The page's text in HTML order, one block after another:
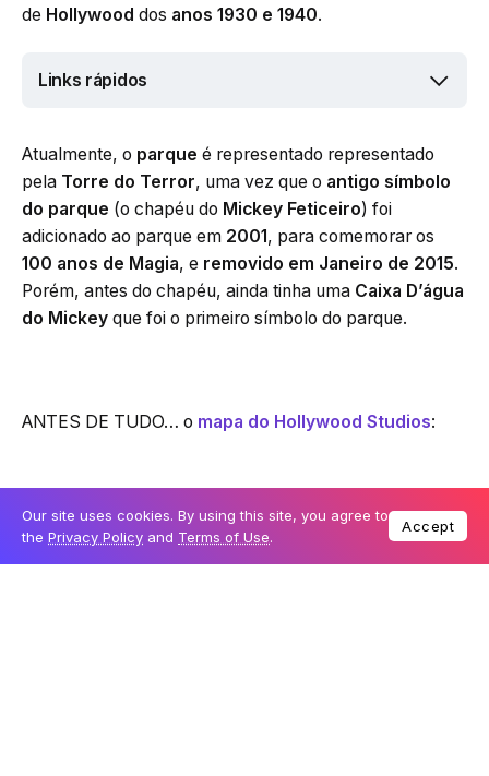
de Hollywood dos anos 1930 e 1940.
Links rápidos
Atualmente, o parque é representado representado
pela Torre do Terror, uma vez que o antigo símbolo
do parque (o chapéu do Mickey Feticeiro) foi
adicionado ao parque em 2001, para comemorar os
100 anos de Magia, e removido em Janeiro de 2015.
Porém, antes do chapéu, ainda tinha uma Caixa D’água
do Mickey que foi o primeiro símbolo do parque.
ANTES DE TUDO… o mapa do Hollywood Studios:
Com o ingresso em mãos, sincronize eles na sua conta
do aplicativoMy Disney Experience
Our site uses cookies. By using this site, you agree to
the Privacy Policy and Terms of Use.
Accept